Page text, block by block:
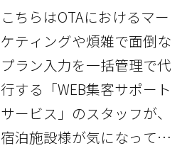
こちらはOTAにおけるマー
ケティングや煩雑で面倒な
プラン入力を一括管理で代
行する「WEB集客サポート
サービス」のスタッフが、
宿泊施設様が気になってい